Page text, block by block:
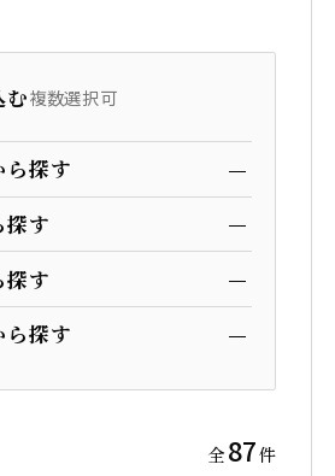
ィ推進
む複数選択可
ら探す
画
Webマーケ／ITエンジニア
探す
用
探す
インタビュー
タビュー
ら探す
全87件